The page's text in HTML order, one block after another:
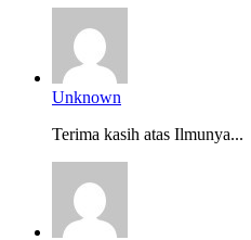
Unknown
Terima kasih atas Ilmunya...